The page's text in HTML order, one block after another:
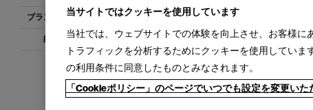
すべて Cassina(8) IXC(16) PHILIPPE HUREL(3)
すべて 1-3ヵ月［国内製作品］(1)
当サイトではクッキーを使用しています
当社では、ウェブサイトでの体験を向上させ、お客様に
トラフィックを分析するためにクッキーを使用していま
の利用条件に同意したものとみなされます。
「Cookieポリシー」のページでいつでも設定を変更いた